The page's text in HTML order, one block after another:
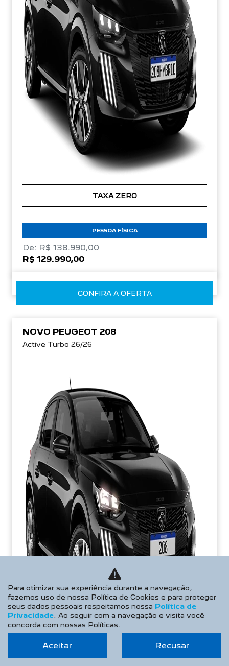
TAXA ZERO
PESSOA FÍSICA
De: R$ 138.990,00
R$ 129.990,00
CONFIRA A OFERTA
NOVO PEUGEOT 208
Active Turbo 26/26
Para otimizar sua experiência durante a navegação,
fazemos uso de nossa Política de Cookies e para proteger
seus dados pessoais respeitamos nossa Política de
Privacidade. Ao seguir com a navegação e visita você
concorda com nossas Políticas.
Aceitar Recusar